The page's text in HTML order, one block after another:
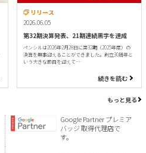
リリース
2026.06.05
第32期決算発表、21期連続黒字を達成
ペンシルは2026年2月28日に第32期（2025年度）の
決算を無事迎えることができました。創立30周年と
いう大きな節目を迎えて…
続きを読む
もっと見る
Google Partner プレミア
バッジ 取得代理店で
す。